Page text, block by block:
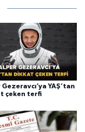
YAŞ’tan
çeken terfi